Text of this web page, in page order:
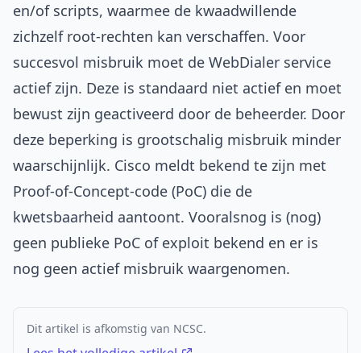
en/of scripts, waarmee de kwaadwillende
zichzelf root-rechten kan verschaffen. Voor
succesvol misbruik moet de WebDialer service
actief zijn. Deze is standaard niet actief en moet
bewust zijn geactiveerd door de beheerder. Door
deze beperking is grootschalig misbruik minder
waarschijnlijk. Cisco meldt bekend te zijn met
Proof-of-Concept-code (PoC) die de
kwetsbaarheid aantoont. Vooralsnog is (nog)
geen publieke PoC of exploit bekend en er is
nog geen actief misbruik waargenomen.
Dit artikel is afkomstig van NCSC.